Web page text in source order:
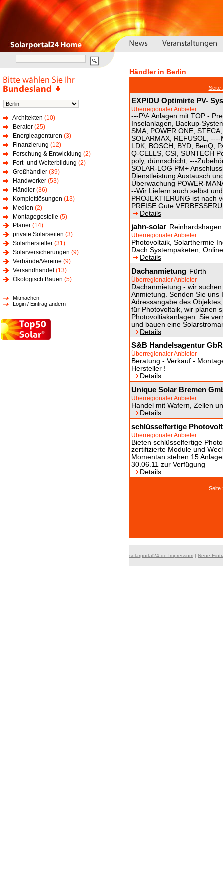
Architekten (10)
Berater (25)
Energieagenturen (3)
Finanzierung (12)
Forschung & Entwicklung (2)
Fort- und Weiterbildung (2)
Großhändler (39)
Handwerker (53)
Händler (36)
Komplettlösungen (13)
Medien (2)
Montagegestelle (5)
Planer (14)
private Solarseiten (3)
Solarhersteller (31)
Solarversicherungen (9)
Verbände/Vereine (9)
Versandhandel (13)
Ökologisch Bauen (5)
Mitmachen
Login / Eintrag ändern
Händler in Berlin
Seite
EXPIDU Optimirte PV-
Überregionaler Anbieter
---PV- Anlagen mit TOP -
Inselanlagen, Backup-
SMA, POWER ONE,
SOLARMAX, REFUSOL,
LDK, BOSCH, BYD, BenQ,
Q-CELLS, CSI, SUNTECH
poly, dünnschicht, ---
SOLAR-LOG PM+
Dienstleistung Austausch
Überwachung POWER-
--Wir Liefern auch selbst
PROJEKTIERUNG ist nach
PREISE Gute
Details
jahn-solar Reinhardshagen
Überregionaler Anbieter
Photovoltaik, Solarthermie
Dach Systempaketen,
Details
Dachanmietung Fürth
Überregionaler Anbieter
Dachanmietung - wir
Anmietung. Senden Sie uns
Adressangabe des
für Photovoltaik, wir planen
Photovoltiakanlagen. Sie
und bauen eine
Details
S&B Handelsagentur GbR
Überregionaler Anbieter
Beratung - Verkauf -
Hersteller !
Details
Unique Solar Bremen
Überregionaler Anbieter
Handel mit Wafern, Zellen
Details
schlüsselfertige
Überregionaler Anbieter
Bieten schlüsselfertige
zertifizierte Module und
Momentan stehen 15
30.06.11 zur Verfügung
Details
Seite
solarportal24.de Impressum | Neue